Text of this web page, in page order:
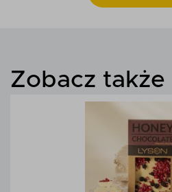
Zobacz także